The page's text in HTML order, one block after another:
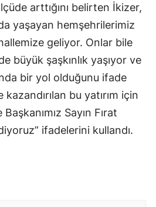
arttığını belirten İkizer,
yaşayan hemşehrilerimiz
geliyor. Onlar bile
büyük şaşkınlık yaşıyor ve
bir yol olduğunu ifade
bu yatırım için
Sayın Fırat
ifadelerini kullandı.